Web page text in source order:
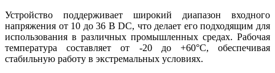
Устройство поддерживает широкий диапазон входного
напряжения от 10 до 36 В DC, что делает его подходящим для
использования в различных промышленных средах. Рабочая
температура составляет от -20 до +60°C, обеспечивая
стабильную работу в экстремальных условиях.